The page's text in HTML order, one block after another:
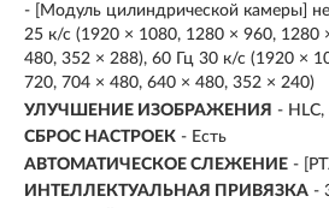
- [Модуль цилиндрической камеры]
25 к/с (1920 × 1080, 1280 × 960, 1280
480, 352 × 288), 60 Гц 30 к/с (1920 ×
720, 704 × 480, 640 × 480, 352 × 240)
УЛУЧШЕНИЕ ИЗОБРАЖЕНИЯ -
СБРОС НАСТРОЕК - Есть
АВТОМАТИЧЕСКОЕ СЛЕЖЕНИЕ -
ИНТЕЛЛЕКТУАЛЬНАЯ ПРИВЯЗКА -